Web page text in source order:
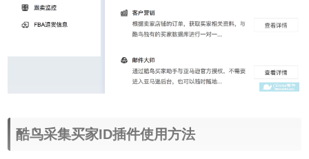
酷鸟采集买家ID插件使用方法